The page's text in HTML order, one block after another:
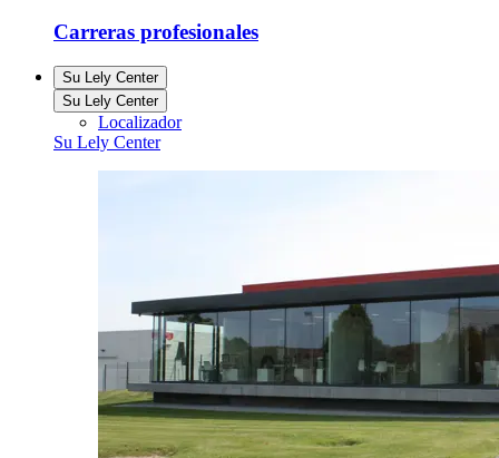
Carreras profesionales
Su Lely Center
Su Lely Center
Localizador
Su Lely Center